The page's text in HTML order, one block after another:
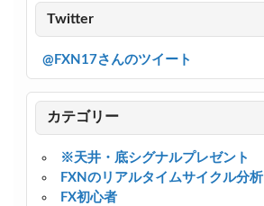
Twitter
@FXN17さんのツイート
カテゴリー
※天井・底シグナルプレゼント
FXNのリアルタイムサイクル分析
FX初心者